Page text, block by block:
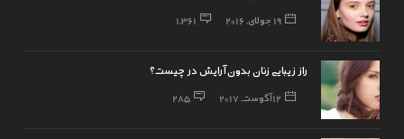
19 جولای, 2016 1,361
راز زیبایی زنان بدون آرایش در چیست؟
12 آگوست, 2017 285